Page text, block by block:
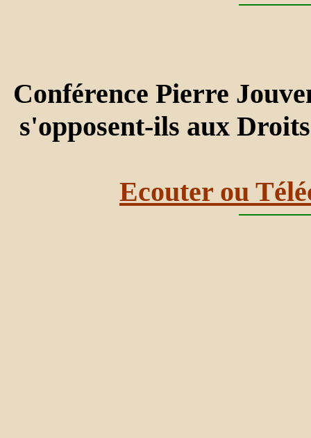
Conférence Pierre
s'opposent-ils aux
Ecouter ou